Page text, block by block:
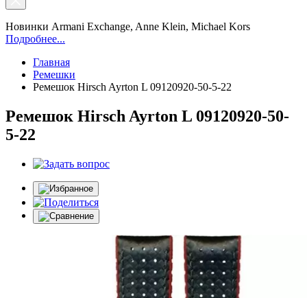
Новинки Armani Exchange, Anne Klein, Michael Kors
Подробнее...
Главная
Ремешки
Ремешок Hirsch Ayrton L 09120920-50-5-22
Ремешок Hirsch Ayrton L 09120920-50-
5-22